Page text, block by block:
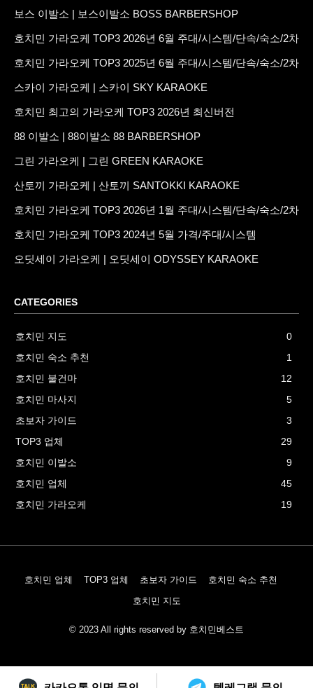
보스 이발소 | 보스이발소 BOSS BARBERSHOP
호치민 가라오케 TOP3 2026년 6월 주대/시스템/단속/숙소/2차
호치민 가라오케 TOP3 2025년 6월 주대/시스템/단속/숙소/2차
스카이 가라오케 | 스카이 SKY KARAOKE
호치민 최고의 가라오케 TOP3 2026년 최신버전
88 이발소 | 88이발소 88 BARBERSHOP
그린 가라오케 | 그린 GREEN KARAOKE
산토끼 가라오케 | 산토끼 SANTOKKI KARAOKE
호치민 가라오케 TOP3 2026년 1월 주대/시스템/단속/숙소/2차
호치민 가라오케 TOP3 2024년 5월 가격/주대/시스템
오딧세이 가라오케 | 오딧세이 ODYSSEY KARAOKE
CATEGORIES
호치민 지도
0
호치민 숙소 추천
1
호치민 불건마
12
호치민 마사지
5
초보자 가이드
3
TOP3 업체
29
호치민 이발소
9
호치민 업체
45
호치민 가라오케
19
호치민 업체 TOP3 업체 초보자 가이드
호치민 숙소 추천
호치민 지도
© 2023 All rights reserved by 호치민베스트